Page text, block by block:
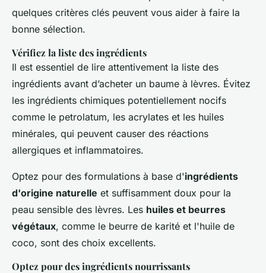
quelques critères clés peuvent vous aider à faire la
bonne sélection.
Vérifiez la liste des ingrédients
Il est essentiel de lire attentivement la liste des
ingrédients avant d’acheter un baume à lèvres. Évitez
les ingrédients chimiques potentiellement nocifs
comme le petrolatum, les acrylates et les huiles
minérales, qui peuvent causer des réactions
allergiques et inflammatoires.
Optez pour des formulations à base d'ingrédients
d'origine naturelle et suffisamment doux pour la
peau sensible des lèvres. Les huiles et beurres
végétaux, comme le beurre de karité et l'huile de
coco, sont des choix excellents.
Optez pour des ingrédients nourrissants